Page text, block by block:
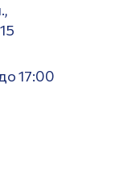
17:00